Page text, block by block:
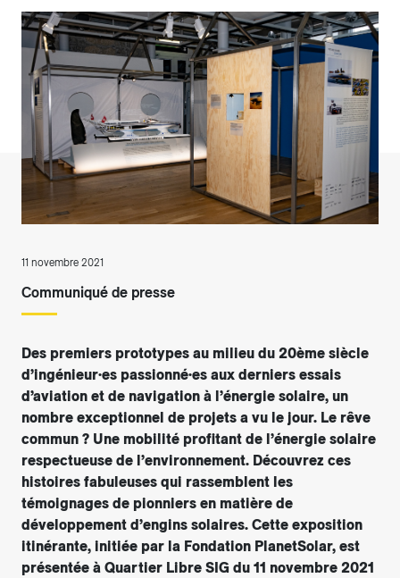
11 novembre 2021
Communiqué de presse
Des premiers prototypes au milieu du 20ème siècle
d’ingénieur·es passionné·es aux derniers essais
d’aviation et de navigation à l’énergie solaire, un
nombre exceptionnel de projets a vu le jour. Le rêve
commun ? Une mobilité profitant de l’énergie solaire
respectueuse de l’environnement. Découvrez ces
histoires fabuleuses qui rassemblent les
témoignages de pionniers en matière de
développement d’engins solaires. Cette exposition
itinérante, initiée par la Fondation PlanetSolar, est
présentée à Quartier Libre SIG du 11 novembre 2021